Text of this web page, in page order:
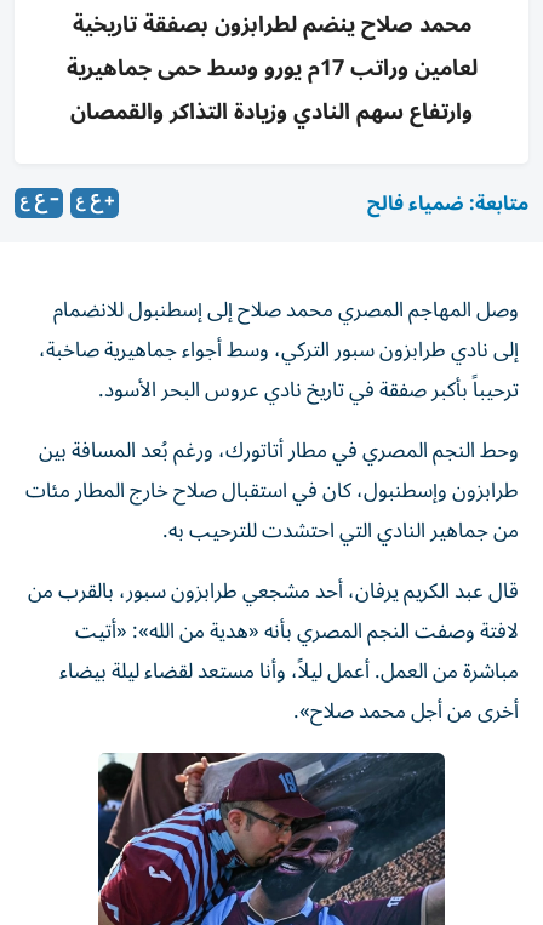
محمد صلاح ينضم لطرابزون بصفقة تاريخية
لعامين وراتب 17م يورو وسط حمى جماهيرية
وارتفاع سهم النادي وزيادة التذاكر والقمصان
متابعة: ضمياء فالح
إلى نادي طرابزون سبور التركي، وسط أجواء جماهيرية صاخبة،
ترحيباً بأكبر صفقة في تاريخ نادي عروس البحر الأسود.
وحط النجم المصري في مطار أتاتورك، ورغم بُعد المسافة بين
طرابزون وإسطنبول، كان في استقبال صلاح خارج المطار مئات
من جماهير النادي التي احتشدت للترحيب به.
قال عبد الكريم يرفان، أحد مشجعي طرابزون سبور، بالقرب من
لافتة وصفت النجم المصري بأنه «هدية من الله»: «أتيت
مباشرة من العمل. أعمل ليلاً، وأنا مستعد لقضاء ليلة بيضاء
أخرى من أجل محمد صلاح».